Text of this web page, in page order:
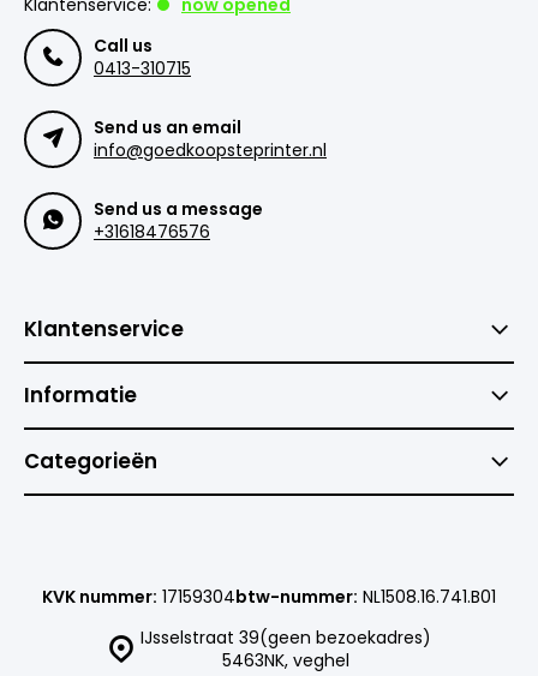
Klantenservice:
now opened
Call us
0413-310715
Send us an email
info@goedkoopsteprinter.nl
Send us a message
+31618476576
Klantenservice
Informatie
Categorieën
IJsselstraat 39(geen bezoekadres)
5463NK, veghel
KVK nummer: 17159304btw-nummer: NL1508.16.741.B01